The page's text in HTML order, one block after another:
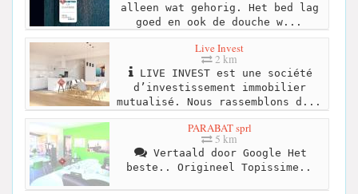
alleen wat gehorig. Het bed lag
goed en ook de douche w...
Live Invest
2 km
LIVE INVEST est une société
d’investissement immobilier
mutualisé. Nous rassemblons d...
PARABAT sprl
5 km
Vertaald door Google Het
beste.. Origineel Topissime..